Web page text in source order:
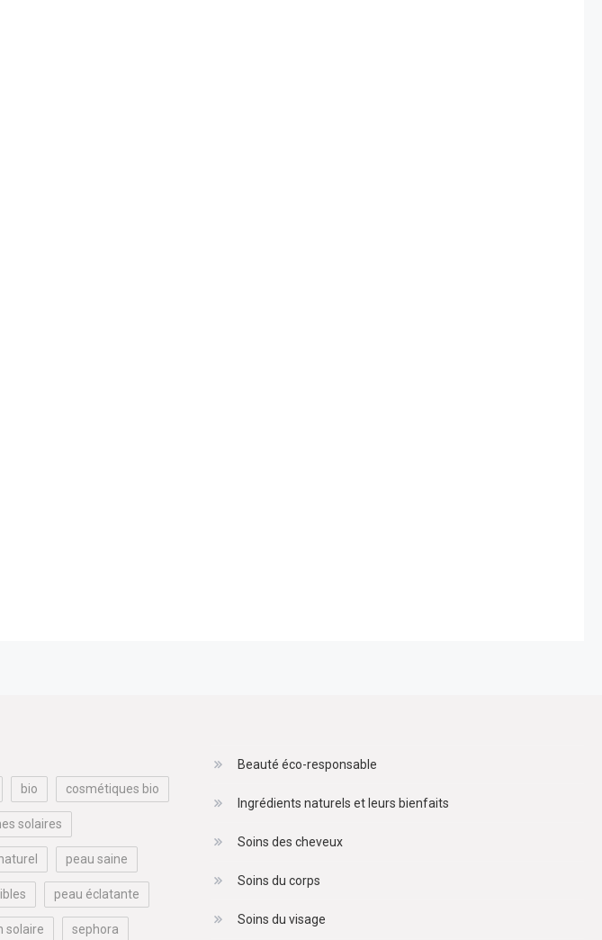
bio cosmétiques bio
solaires
peau saine
peau éclatante
solaire sephora
Beauté éco-responsable
Ingrédients naturels et leurs bienfaits
Soins des cheveux
Soins du corps
Soins du visage